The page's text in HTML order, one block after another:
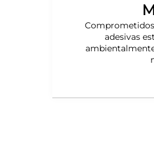
adesivas